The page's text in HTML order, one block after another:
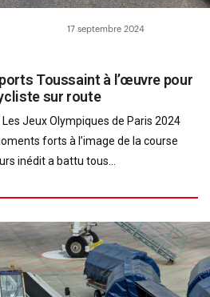
Toussaint à l’œuvre pour
sur route
17 septembre 2024
Jeux Olympiques de Paris 2024
forts à l’image de la course
inédit a battu tous...